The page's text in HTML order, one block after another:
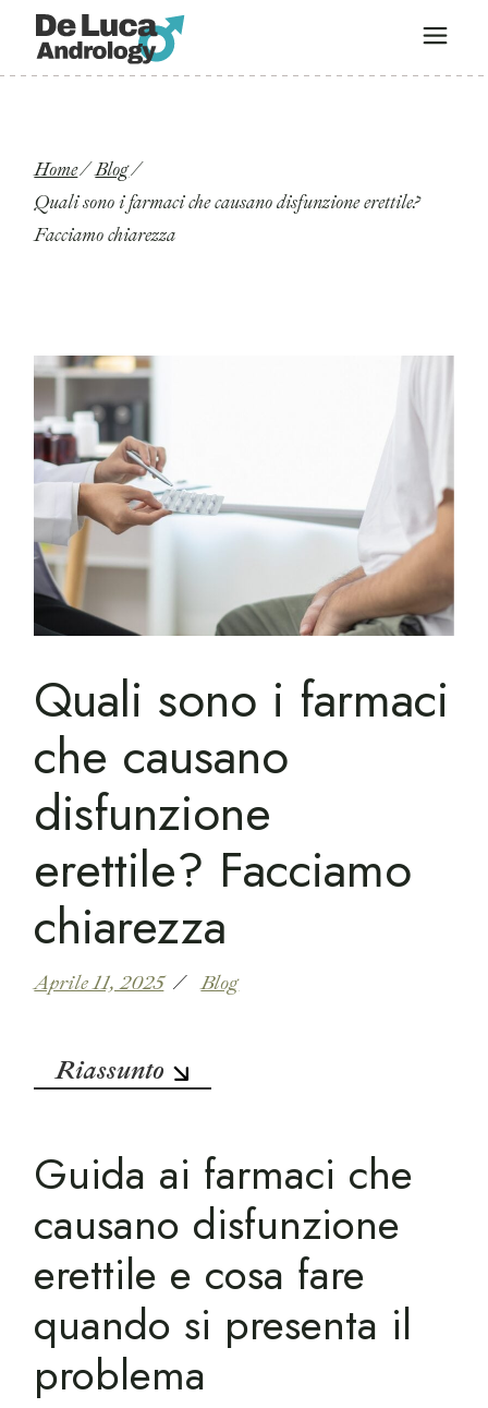
Home
Blog
Quali sono i farmaci che causano disfunzione erettile?
Facciamo chiarezza
Quali sono i farmaci
che causano
disfunzione
erettile? Facciamo
chiarezza
Aprile 11, 2025 Blog
Riassunto
Guida ai farmaci che
causano disfunzione
erettile e cosa fare
quando si presenta il
problema